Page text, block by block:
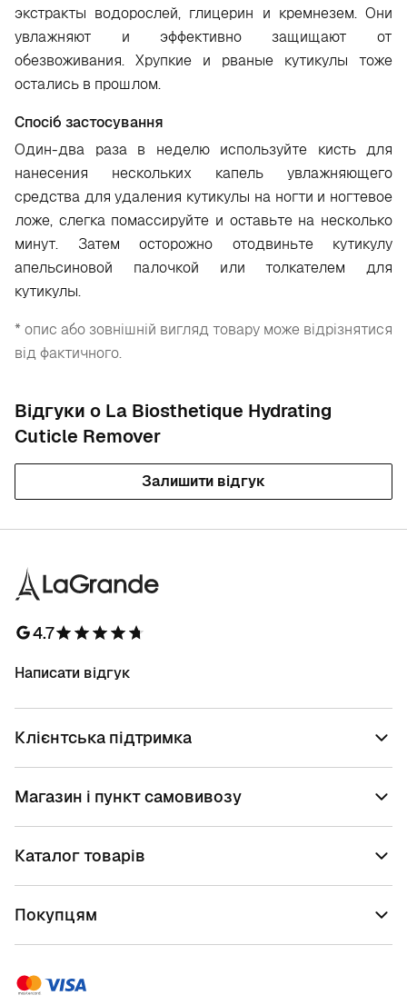
экстракты водорослей, глицерин и кремнезем. Они
увлажняют и эффективно защищают от
обезвоживания. Хрупкие и рваные кутикулы тоже
остались в прошлом.
Спосіб застосування
Один-два раза в неделю используйте кисть для
нанесения нескольких капель увлажняющего
средства для удаления кутикулы на ногти и ногтевое
ложе, слегка помассируйте и оставьте на несколько
минут. Затем осторожно отодвиньте кутикулу
апельсиновой палочкой или толкателем для
кутикулы.
* опис або зовнішній вигляд товару може відрізнятися
від фактичного.
Відгуки о La Biosthetique Hydrating
Cuticle Remover
Залишити відгук
4.7
Написати відгук
Клієнтська підтримка
Магазин і пункт самовивозу
Каталог товарів
Покупцям